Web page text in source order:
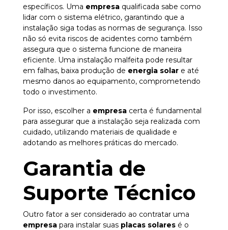
específicos. Uma empresa qualificada sabe como
lidar com o sistema elétrico, garantindo que a
instalação siga todas as normas de segurança. Isso
não só evita riscos de acidentes como também
assegura que o sistema funcione de maneira
eficiente. Uma instalação malfeita pode resultar
em falhas, baixa produção de energia solar e até
mesmo danos ao equipamento, comprometendo
todo o investimento.
Por isso, escolher a empresa certa é fundamental
para assegurar que a instalação seja realizada com
cuidado, utilizando materiais de qualidade e
adotando as melhores práticas do mercado.
Garantia de
Suporte Técnico
Outro fator a ser considerado ao contratar uma
empresa para instalar suas placas solares é o